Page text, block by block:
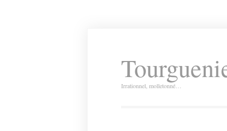
Irrationnel, molletonné…